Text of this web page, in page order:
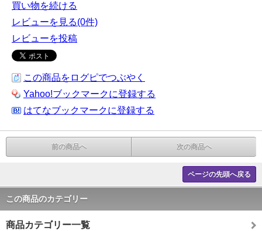
買い物を続ける
レビューを見る(0件)
レビューを投稿
この商品をログピでつぶやく
Yahoo!ブックマークに登録する
はてなブックマークに登録する
前の商品へ 次の商品へ
ページの先頭へ戻る
この商品のカテゴリー
商品カテゴリー一覧